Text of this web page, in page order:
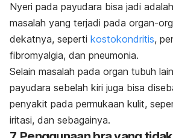
Nyeri pada payudara bisa jadi
masalah yang terjadi pada organ-
dekatnya, seperti kostokondritis, p
fibromyalgia, dan pneumonia.
Selain masalah pada organ tubuh
payudara sebelah kiri juga bisa
penyakit pada permukaan kulit,
iritasi, dan sebagainya.